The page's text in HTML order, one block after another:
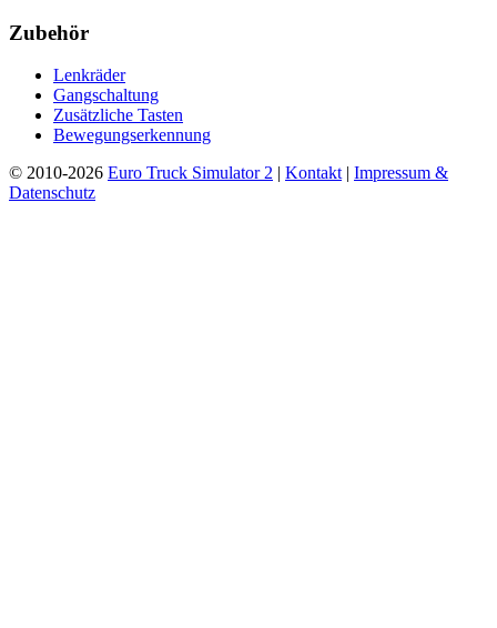
Zubehör
Lenkräder
Gangschaltung
Zusätzliche Tasten
Bewegungserkennung
© 2010-2026 Euro Truck Simulator 2 | Kontakt | Impressum &
Datenschutz